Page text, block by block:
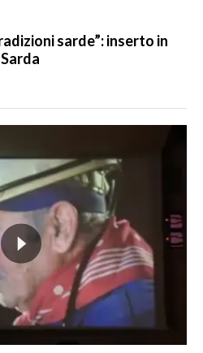
sarde”: inserto in